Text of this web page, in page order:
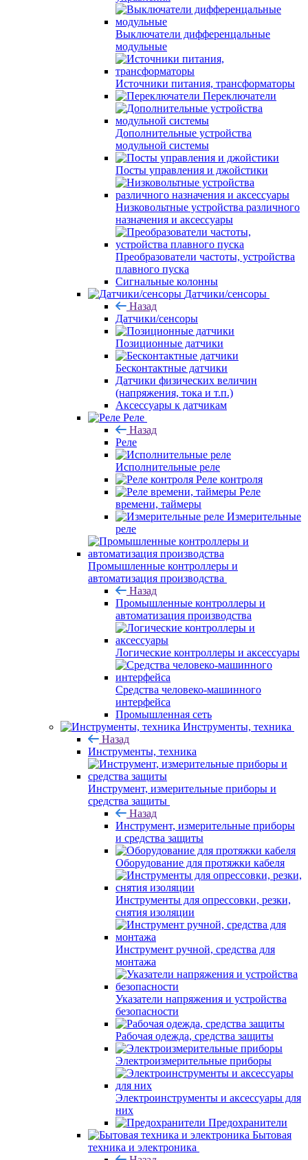
Выключатели дифференцальные
модульные
Источники питания, трансформаторы
Переключатели
Дополнительные устройства
модульной системы
Посты управления и джойстики
Низковольтные устройства различного
назначения и аксессуары
Преобразователи частоты, устройства
плавного пуска
Сигнальные колонны
Датчики/сенсоры
Назад
Датчики/сенсоры
Позиционные датчики
Бесконтактные датчики
Датчики физических величин
(напряжения, тока и т.п.)
Аксессуары к датчикам
Реле
Назад
Реле
Исполнительные реле
Реле контроля
Реле
времени, таймеры
Измерительные
реле
Промышленные контроллеры и
автоматизация производства
Назад
Промышленные контроллеры и
автоматизация производства
Логические контроллеры и аксессуары
Средства человеко-машинного
интерфейса
Промышленная сеть
Инструменты, техника
Назад
Инструменты, техника
Инструмент, измерительные приборы и
средства защиты
Назад
Инструмент, измерительные приборы
и средства защиты
Оборудование для протяжки кабеля
Инструменты для опрессовки, резки,
снятия изоляции
Инструмент ручной, средства для
монтажа
Указатели напряжения и устройства
безопасности
Рабочая одежда, средства защиты
Электроизмерительные приборы
Электроинструменты и аксессуары для
них
Предохранители
Бытовая
техника и электроника